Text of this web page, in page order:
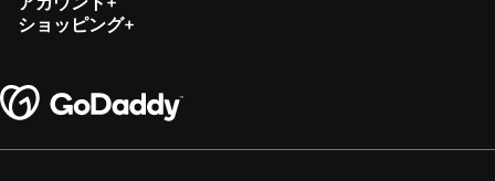
ショッピング